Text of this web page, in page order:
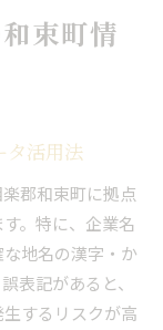
束町情
タ活用法
郡和束町に拠点
。特に、企業名
地名の漢字・か
表記があると、
するリスクが高